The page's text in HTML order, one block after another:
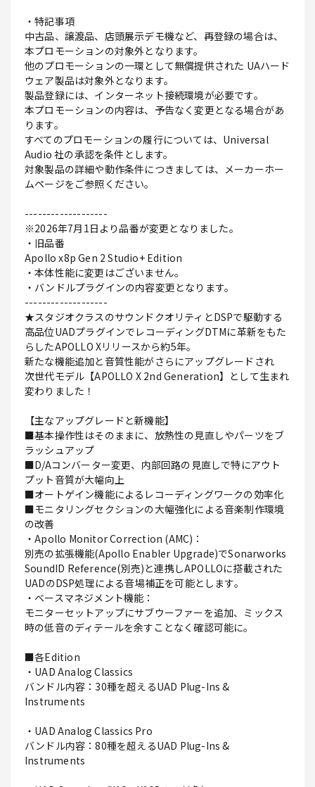
・特記事項
中古品、譲渡品、店頭展示デモ機など、再登録の場合は、
本プロモーションの対象外となります。
他のプロモーションの一環として無償提供された UAハード
ウェア製品は対象外となります。
製品登録には、インターネット接続環境が必要です。
本プロモーションの内容は、予告なく変更となる場合があ
ります。
すべてのプロモーションの履行については、Universal
Audio 社の承認を条件とします。
対象製品の詳細や動作条件につきましては、メーカーホー
ムページをご参照ください。
-------------------
※2026年7月1日より品番が変更となりました。
・旧品番
Apollo x8p Gen 2 Studio+ Edition
・本体性能に変更はございません。
・バンドルプラグインの内容変更となります。
-------------------
★スタジオクラスのサウンドクオリティとDSPで駆動する
高品位UADプラグインでレコーディングDTMに革新をもた
らしたAPOLLO Xリリースから約5年。
新たな機能追加と音質性能がさらにアップグレードされ
次世代モデル【APOLLO X 2nd Generation】として生まれ
変わりました！
【主なアップグレードと新機能】
■基本操作性はそのままに、放熱性の見直しやパーツをブ
ラッシュアップ
■D/Aコンバーター変更、内部回路の見直しで特にアウト
プット音質が大幅向上
■オートゲイン機能によるレコーディングワークの効率化
■モニタリングセクションの大幅強化による音楽制作環境
の改善
・Apollo Monitor Correction (AMC)：
別売の拡張機能(Apollo Enabler Upgrade)でSonarworks
SoundID Reference(別売)と連携しAPOLLOに搭載された
UADのDSP処理による音場補正を可能とします。
・ベースマネジメント機能：
モニターセットアップにサブウーファーを追加、ミックス
時の低音のディテールを余すことなく確認可能に。
■各Edition
・UAD Analog Classics
バンドル内容：30種を超えるUAD Plug-Ins &
Instruments
・UAD Analog Classics Pro
バンドル内容：80種を超えるUAD Plug-Ins &
Instruments